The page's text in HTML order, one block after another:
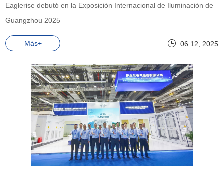
Eaglerise debutó en la Exposición Internacional de Iluminación de
Guangzhou 2025
Más+ 06 12, 2025